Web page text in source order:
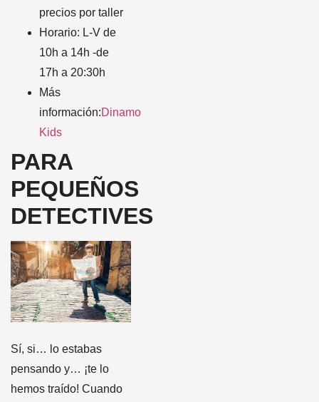
precios por taller
Horario: L-V de
10h a 14h -de
17h a 20:30h
Más
información:Dinamo
Kids
PARA
PEQUEÑOS
DETECTIVES
Sí, si… lo estabas
pensando y… ¡te lo
hemos traído! Cuando